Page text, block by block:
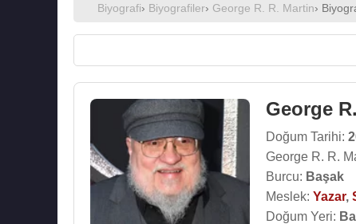
Biyografi› Biyografiler› George R. R. Martin›
George
Doğum Tarihi:
George R. R.
Burcu: Başak
Meslek: Yazar,
Doğum Yeri: